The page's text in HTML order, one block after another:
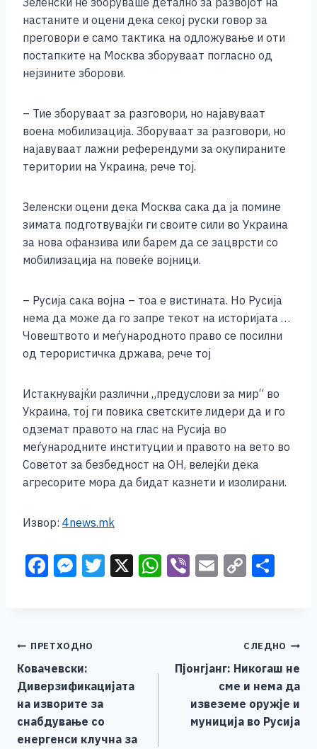
настаните и оцени дека секој руски говор за
преговори е само тактика на одложување и оти
постапките на Москва зборуваат погласно од
нејзините зборови.
– Тие зборуваат за разговори, но најавуваат
воена мобилизација. Зборуваат за разговори, но
најавуваат лажни референдуми за окупираните
територии на Украина, рече тој.
Зеленски оцени дека Москва сака да ја помине
зимата подготвувајќи ги своите сили во Украина
за нова офанзива или барем да се зацврсти со
мобилизација на повеќе војници.
– Русија сака војна – тоа е вистината. Но Русија
нема да може да го запре текот на историјата …
Човештвото и меѓународното право се посилни
од терористичка држава, рече тој
Истакнувајќи различни „предуслови за мир“ во
Украина, тој ги повика светските лидери да и го
одземат правото на глас на Русија во
меѓународните институции и правото на вето во
Советот за безбедност на ОН, велејќи дека
агресорите мора да бидат казнети и изолирани.
Извор: 4news.mk
F
b
o
o
k
M
n
g
er
T X W
A
Vi E C
Li
n
k
Навигација
на
напис
ПРЕТХОДНО
Ковачевски:
Диверзификацијата
на изворите за
снабдување со
енергенси клучна за
СЛЕДНО
Пјонгјанг: Никогаш не
сме и нема да
извеземе оружје и
муниција во Русија